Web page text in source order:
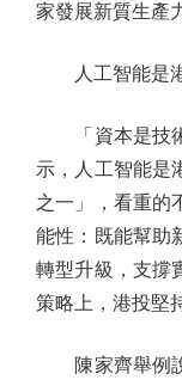
家發展新質生產
人工智能是港
「資本是技術
示，人工智能是
之一」，看重的
能性：既能幫助
轉型升級，支撐
策略上，港投堅
陳家齊舉例說